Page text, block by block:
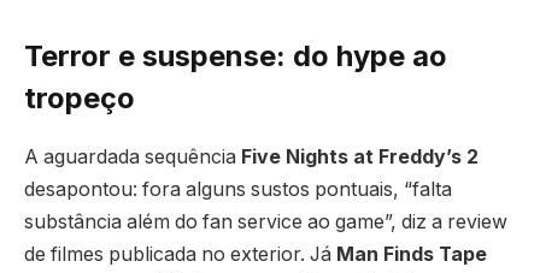
Terror e suspense: do hype ao
tropeço
A aguardada sequência Five Nights at Freddy’s 2
desapontou: fora alguns sustos pontuais, “falta
substância além do fan service ao game”, diz a review
de filmes publicada no exterior. Já Man Finds Tape